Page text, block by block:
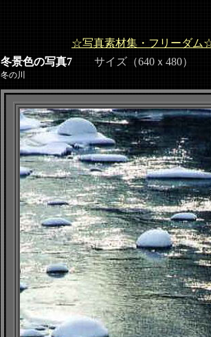
☆写真素材集・フリーダム
冬景色の写真7 サイズ（640ｘ480）
冬の川